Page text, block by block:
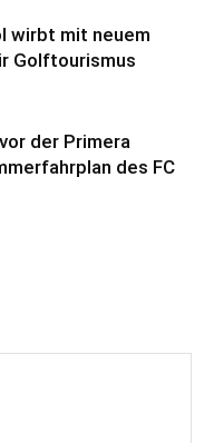
wirbt mit neuem
Golftourismus
der Primera
des FC